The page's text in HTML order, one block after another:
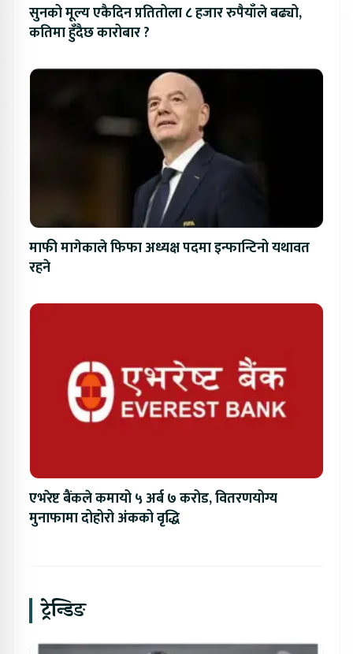
सुनको मूल्य एकैदिन प्रतितोला ८ हजार रुपैयाँले बढ्यो,
कतिमा हुँदैछ कारोबार ?
माफी मागेकाले फिफा अध्यक्ष पदमा इन्फान्टिनो यथावत
रहने
एभरेष्ट बैंकले कमायो ५ अर्ब ७ करोड, वितरणयोग्य
मुनाफामा दोहोरो अंकको वृद्धि
ट्रेन्डिङ